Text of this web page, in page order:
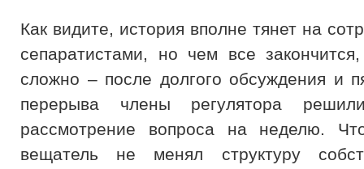
Как видите, история вполне тянет на
сепаратистами, но чем все закончится,
сложно – после долгого обсуждения и
перерыва члены регулятора
рассмотрение вопроса на неделю.
вещатель не менял структуру